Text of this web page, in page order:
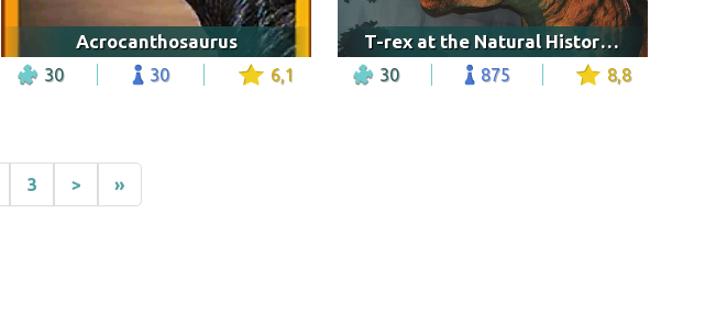
Acrocanthosaurus
30 30 6,1
T-rex at the Natural History museum, London
30 875 8,8
3 > »